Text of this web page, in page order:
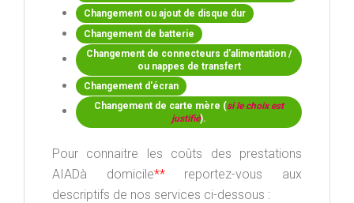
Changement ou ajout de disque dur
Changement de batterie
Changement de connecteurs d'alimentation /
ou nappes de transfert
Changement d'écran
Changement de carte mère (si le choix est
justifié).
Pour connaitre les coûts des prestations
AIADà domicile**reportez-vous aux
descriptifs de nos services ci-dessous :